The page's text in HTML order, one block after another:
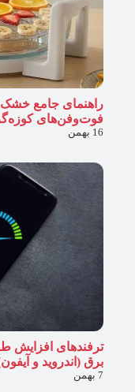
راهنمای جامع خشک
فوت‌وفن‌های
16 بهمن
ترفندهای افزایش
برق (اندروید و
7 بهمن